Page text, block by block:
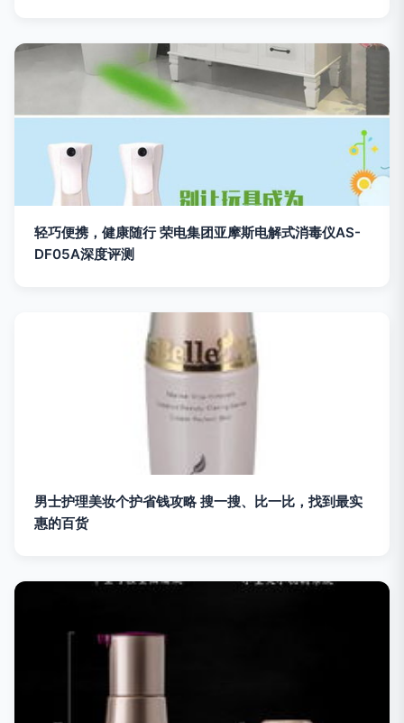
轻巧便携，健康随行 荣电集团亚摩斯电解式消毒仪AS-
DF05A深度评测
男士护理美妆个护省钱攻略 搜一搜、比一比，找到最实
惠的百货